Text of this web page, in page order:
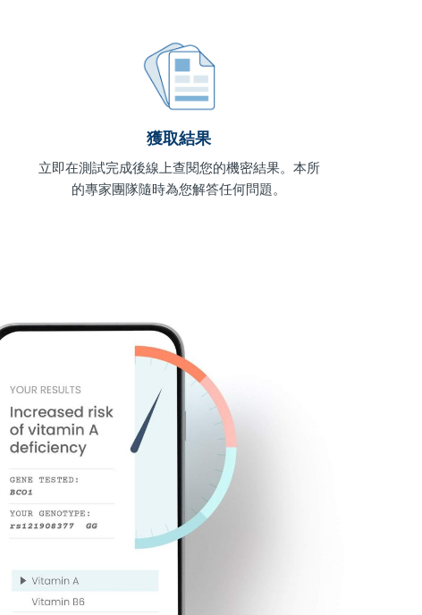
獲取結果
立即在測試完成後線上查閱您的機密結果。本所
的專家團隊隨時為您解答任何問題。